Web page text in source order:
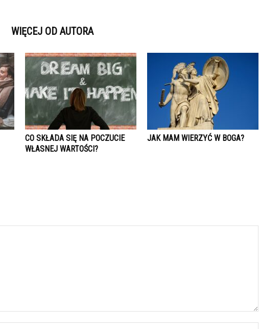
WIĘCEJ OD AUTORA
CO SKŁADA SIĘ NA POCZUCIE
WŁASNEJ WARTOŚCI?
JAK MAM WIERZYĆ W BOGA?